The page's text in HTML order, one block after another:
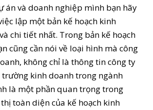
án và doanh nghiệp mình bạn hãy
lập một bản kế hoạch kinh
chi tiết nhất. Trong bản kế hoạch
cũng cần nói về loại hình mà công
không chỉ là thông tin công ty
kinh doanh trong ngành
là một phần quan trọng trong
toàn diện của kế hoạch kinh